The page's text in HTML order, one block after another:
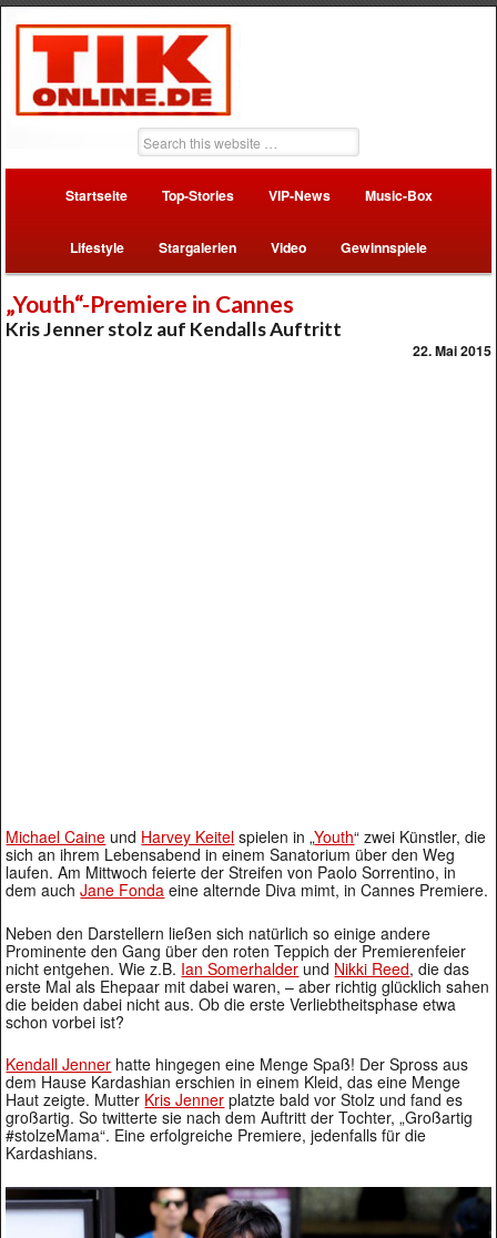
Startseite Top-Stories VIP-News Music-Box
Lifestyle Stargalerien Video Gewinnspiele
„Youth“-Premiere in Cannes
Kris Jenner stolz auf Kendalls Auftritt
22. Mai 2015
Michael Caine und Harvey Keitel spielen in „Youth“ zwei Künstler, die
sich an ihrem Lebensabend in einem Sanatorium über den Weg
laufen. Am Mittwoch feierte der Streifen von Paolo Sorrentino, in
dem auchJane Fonda eine alternde Diva mimt, in Cannes Premiere.
Neben den Darstellern ließen sich natürlich so einige andere
Prominente den Gang über den roten Teppich der Premierenfeier
nicht entgehen. Wie z.B. Ian Somerhalderund Nikki Reed, die das
erste Mal als Ehepaar mit dabei waren, – aber richtig glücklich sahen
die beiden dabei nicht aus. Ob die erste Verliebtheitsphase etwa
schon vorbei ist?
Kendall Jenner hatte hingegen eine Menge Spaß! Der Spross aus
dem Hause Kardashian erschien in einem Kleid, das eine Menge
Haut zeigte. Mutter Kris Jenner platzte bald vor Stolz und fand es
großartig. So twitterte sie nach dem Auftritt der Tochter, „Großartig
#stolzeMama“. Eine erfolgreiche Premiere, jedenfalls für die
Kardashians.